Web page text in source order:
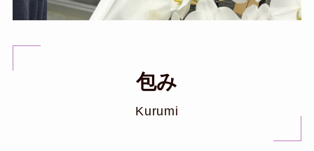
包み
Kurumi